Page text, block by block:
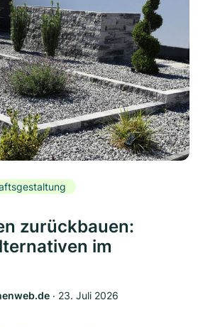
zurückbauen:
im
‧ 23. Juli 2026